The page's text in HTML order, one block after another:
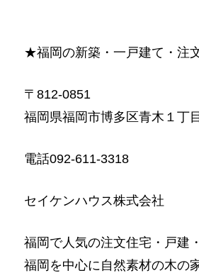
★福岡の新築・一戸建て・注
〒812-0851
福岡県福岡市博多区青木１丁
電話092-611-3318
セイケンハウス株式会社
福岡で人気の注文住宅・戸建
福岡を中心に自然素材の木の